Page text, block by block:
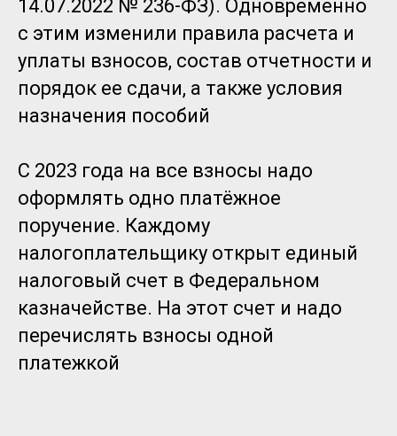
14.07.2022 № 236-ФЗ). Одновременно
с этим изменили правила расчета и
уплаты взносов, состав отчетности и
порядок ее сдачи, а также условия
назначения пособий
С 2023 года на все взносы надо
оформлять одно платёжное
поручение. Каждому
налогоплательщику открыт единый
налоговый счет в Федеральном
казначействе. На этот счет и надо
перечислять взносы одной
платежкой